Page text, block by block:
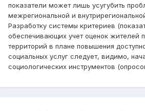
показатели может лишь усугубить
межрегиональной и
Разработку системы критериев
обеспечивающих учет оценок жителей
территорий в плане повышения
социальных услуг следует, видимо,
социологических инструментов